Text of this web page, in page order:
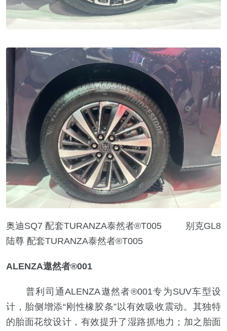
奥迪SQ7 配套TURANZA泰然者®T005 别克GL8
陆尊 配套TURANZA泰然者®T005
ALENZA遨然者®001
普利司通ALENZA遨然者®001专为SUV车型设
计，胎侧增添“刚性橡胶条”以有效吸收震动。其独特
的胎面花纹设计，有效提升了湿路抓地力；加之胎面